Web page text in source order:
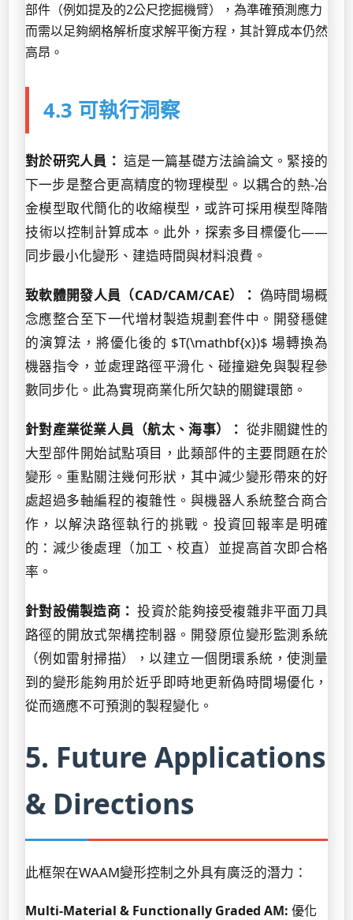
部件（例如提及的2公尺挖掘機臂），為準確預測應力
而需以足夠網格解析度求解平衡方程，其計算成本仍然
高昂。
4.3 可執行洞察
對於研究人員： 這是一篇基礎方法論論文。緊接的
下一步是整合更高精度的物理模型。以耦合的熱-冶
金模型取代簡化的收縮模型，或許可採用模型降階
技術以控制計算成本。此外，探索多目標優化——
同步最小化變形、建造時間與材料浪費。
致軟體開發人員（CAD/CAM/CAE）： 偽時間場概
念應整合至下一代增材製造規劃套件中。開發穩健
的演算法，將優化後的 $T(\mathbf{x})$ 場轉換為
機器指令，並處理路徑平滑化、碰撞避免與製程參
數同步化。此為實現商業化所欠缺的關鍵環節。
針對產業從業人員（航太、海事）： 從非關鍵性的
大型部件開始試點項目，此類部件的主要問題在於
變形。重點關注幾何形狀，其中減少變形帶來的好
處超過多軸編程的複雜性。與機器人系統整合商合
作，以解決路徑執行的挑戰。投資回報率是明確
的：減少後處理（加工、校直）並提高首次即合格
率。
針對設備製造商： 投資於能夠接受複雜非平面刀具
路徑的開放式架構控制器。開發原位變形監測系統
（例如雷射掃描），以建立一個閉環系統，使測量
到的變形能夠用於近乎即時地更新偽時間場優化，
從而適應不可預測的製程變化。
5. Future Applications
& Directions
此框架在WAAM變形控制之外具有廣泛的潛力：
Multi-Material & Functionally Graded AM: 優化